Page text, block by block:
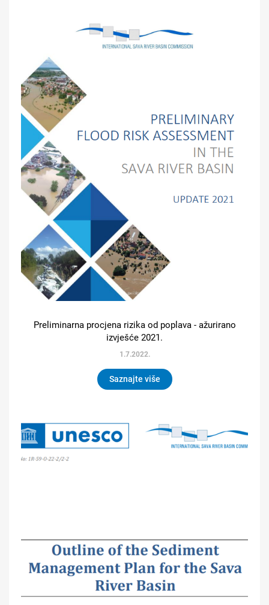
Preliminarna procjena rizika od poplava - ažurirano
izvješće 2021.
1.7.2022.
Saznajte više